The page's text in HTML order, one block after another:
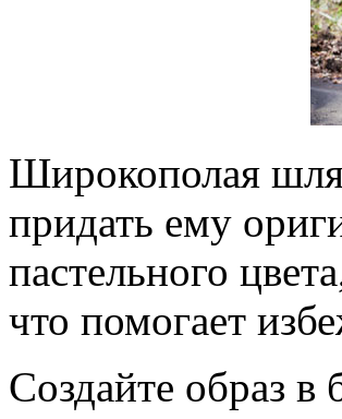
Широкополая
придать ему
пастельного
что помогает
Создайте образ в